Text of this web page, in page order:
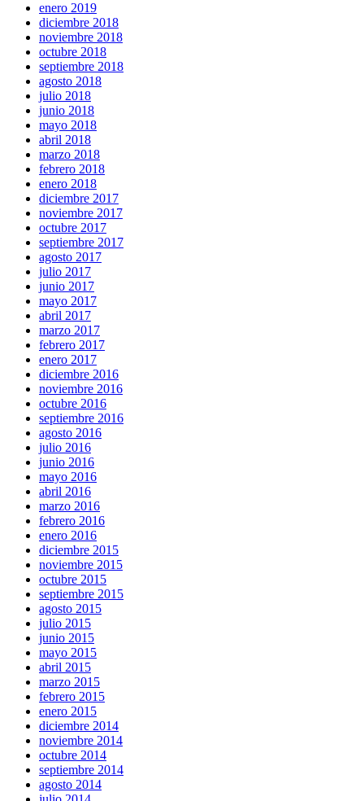
enero 2019
diciembre 2018
noviembre 2018
octubre 2018
septiembre 2018
agosto 2018
julio 2018
junio 2018
mayo 2018
abril 2018
marzo 2018
febrero 2018
enero 2018
diciembre 2017
noviembre 2017
octubre 2017
septiembre 2017
agosto 2017
julio 2017
junio 2017
mayo 2017
abril 2017
marzo 2017
febrero 2017
enero 2017
diciembre 2016
noviembre 2016
octubre 2016
septiembre 2016
agosto 2016
julio 2016
junio 2016
mayo 2016
abril 2016
marzo 2016
febrero 2016
enero 2016
diciembre 2015
noviembre 2015
octubre 2015
septiembre 2015
agosto 2015
julio 2015
junio 2015
mayo 2015
abril 2015
marzo 2015
febrero 2015
enero 2015
diciembre 2014
noviembre 2014
octubre 2014
septiembre 2014
agosto 2014